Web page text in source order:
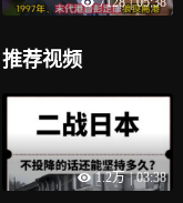
推荐视频
1.2万 | 03:38